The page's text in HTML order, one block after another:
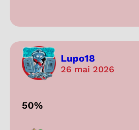
Lupo18
26 mai 2026
50%